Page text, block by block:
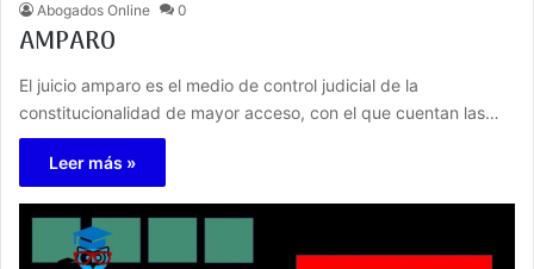
Abogados Online 0
AMPARO
El juicio amparo es el medio de control judicial de la
constitucionalidad de mayor acceso, con el que cuentan las…
Leer más »